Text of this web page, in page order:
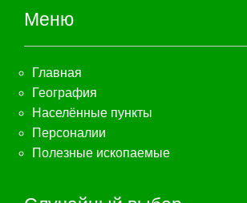
Меню
Главная
География
Населённые пункты
Персоналии
Полезные ископаемые